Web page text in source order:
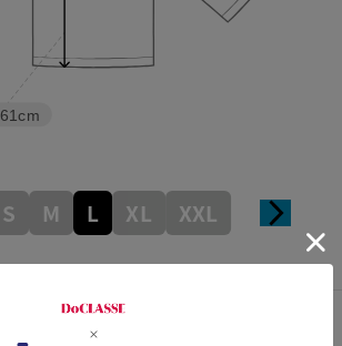
61cm
S M L XL XXL